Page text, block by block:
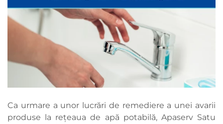
Ca urmare a unor lucrări de remediere a unei avarii
produse la rețeaua de apă potabilă, Apaserv Satu